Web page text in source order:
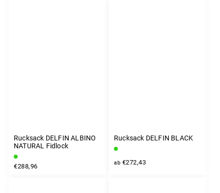
Rucksack DELFIN ALBINO
NATURAL Fidlock
€288,96
Rucksack DELFIN BLACK
ab €272,43